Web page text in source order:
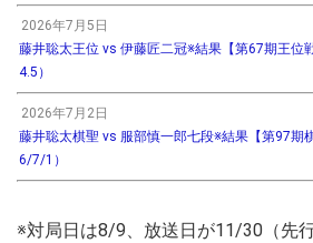
2026年7月5日
藤井聡太王位 vs 伊藤匠二冠※結果【第67期王
4.5）
2026年7月2日
藤井聡太棋聖 vs 服部慎一郎七段※結果【第97期
6/7/1）
※対局日は8/9、放送日が11/30（先行